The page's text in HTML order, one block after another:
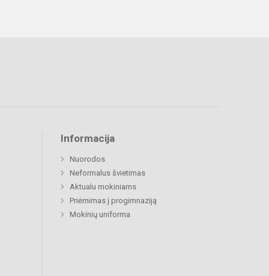
Informacija
Nuorodos
Neformalus švietimas
Aktualu mokiniams
Priėmimas į progimnaziją
Mokinių uniforma